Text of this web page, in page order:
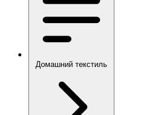
Домашний текстиль